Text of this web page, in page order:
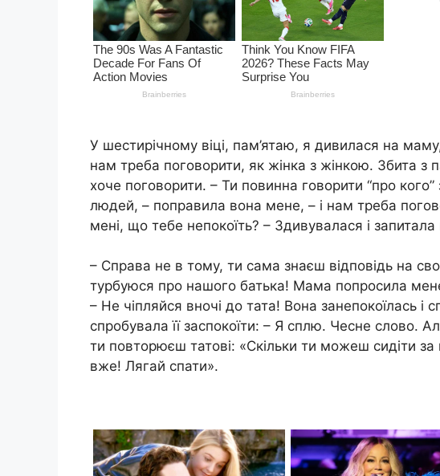
У шестирічному віці, пам’ятаю, я дивилася на
нам треба поговорити, як жінка з жінкою. Збита з
хоче поговорити. – Ти повинна говорити “про
людей, – поправила вона мене, – і нам треба
мені, що тебе непокоїть? – Здивувалася і
– Справа не в тому, ти сама знаєш відповідь на
турбуюся про нашого батька! Мама попросила
– Не чіпляйся вночі до тата! Вона занепокоїлась
спробувала її заспокоїти: – Я сплю. Чесне слово.
ти повторюєш татові: «Скільки ти можеш сидіти
вже! Лягай спати».